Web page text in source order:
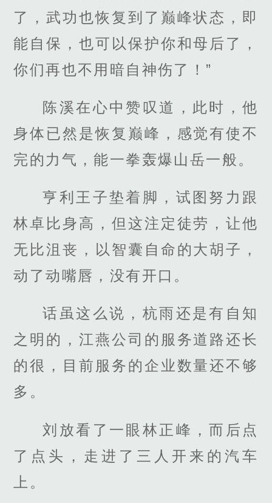
了，武功也恢复到了巅峰状态，即
能自保，也可以保护你和母后了，
你们再也不用暗自神伤了！”
陈溪在心中赞叹道，此时，他
身体已然是恢复巅峰，感觉有使不
完的力气，能一拳轰爆山岳一般。
亨利王子垫着脚，试图努力跟
林卓比身高，但这注定徒劳，让他
无比沮丧，以智囊自命的大胡子，
动了动嘴唇，没有开口。
话虽这么说，杭雨还是有自知
之明的，江燕公司的服务道路还长
的很，目前服务的企业数量还不够
多。
刘放看了一眼林正峰，而后点
了点头，走进了三人开来的汽车
上。